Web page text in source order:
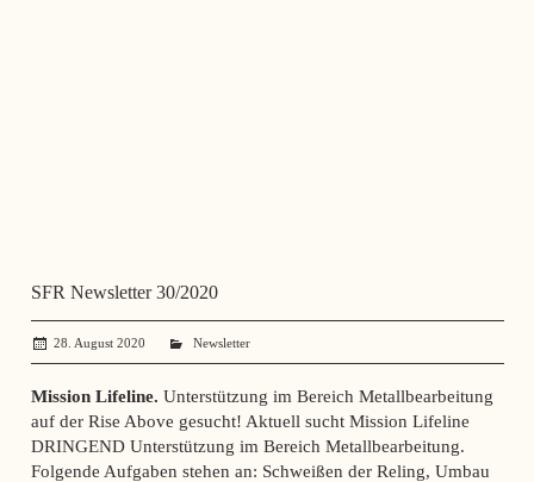
SFR Newsletter 30/2020
28. August 2020 administrator
Newsletter
Mission Lifeline. Unterstützung im Bereich Metallbearbeitung
auf der Rise Above gesucht! Aktuell sucht Mission Lifeline
DRINGEND Unterstützung im Bereich Metallbearbeitung.
Folgende Aufgaben stehen an: Schweißen der Reling, Umbau